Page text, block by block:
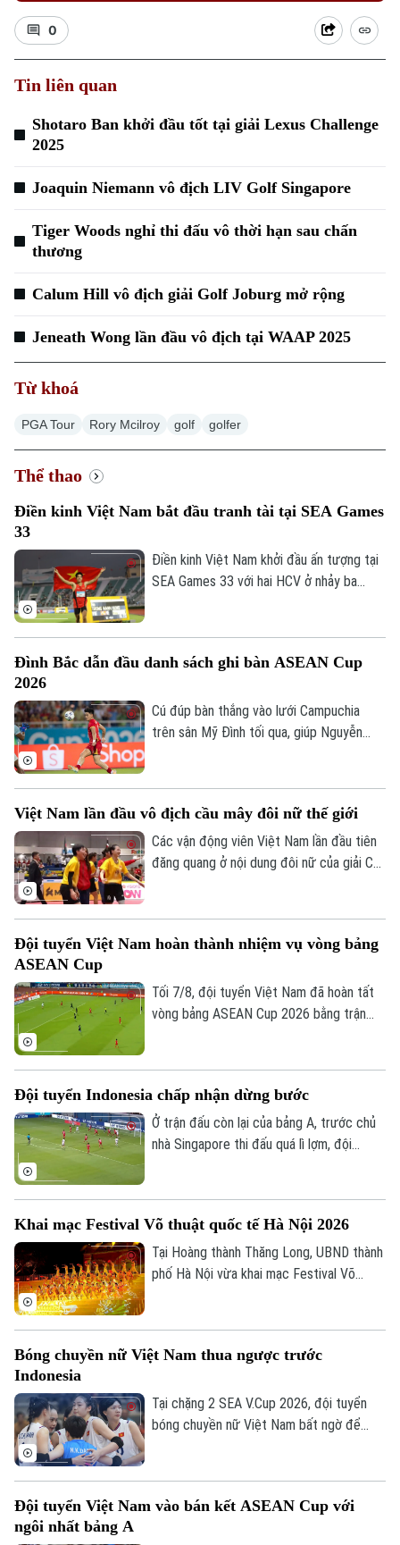
Chuyên mục
Thời sự
Hà Nội
Hà Nội
0
Tin liên quan
Shotaro Ban khởi đầu tốt tại giải Lexus Challenge
2025
Joaquin Niemann vô địch LIV Golf Singapore
Tiger Woods nghỉ thi đấu vô thời hạn sau chấn
thương
Calum Hill vô địch giải Golf Joburg mở rộng
Jeneath Wong lần đầu vô địch tại WAAP 2025
Từ khoá
PGA Tour Rory Mcilroy golf golfer
Thể thao
Điền kinh Việt Nam bắt đầu tranh tài tại SEA Games
33
Điền kinh Việt Nam khởi đầu ấn tượng tại
SEA Games 33 với hai HCV ở nhảy ba
Đình Bắc dẫn đầu danh sách ghi bàn ASEAN Cup
2026
Cú đúp bàn thắng vào lưới Campuchia
trên sân Mỹ Đình tối qua, giúp Nguyễn
Việt Nam lần đầu vô địch cầu mây đôi nữ thế giới
Các vận động viên Việt Nam lần đầu tiên
đăng quang ở nội dung đôi nữ của giải Cầu
Đội tuyển Việt Nam hoàn thành nhiệm vụ vòng bảng
ASEAN Cup
Tối 7/8, đội tuyển Việt Nam đã hoàn tất
vòng bảng ASEAN Cup 2026 bằng trận
có được niềm vui trọn vẹn ở Mỹ Đình.
Đội tuyển Indonesia chấp nhận dừng bước
Ở trận đấu còn lại của bảng A, trước chủ
nhà Singapore thi đấu quá lì lợm, đội
vạn đảo vào bán kết.
Khai mạc Festival Võ thuật quốc tế Hà Nội 2026
Tại Hoàng thành Thăng Long, UBND thành
phố Hà Nội vừa khai mạc Festival Võ
Bóng chuyền nữ Việt Nam thua ngược trước
Indonesia
Tại chặng 2 SEA V.Cup 2026, đội tuyển
bóng chuyền nữ Việt Nam bất ngờ để
mình ở những set tiếp theo.
Đội tuyển Việt Nam vào bán kết ASEAN Cup với
ngôi nhất bảng A